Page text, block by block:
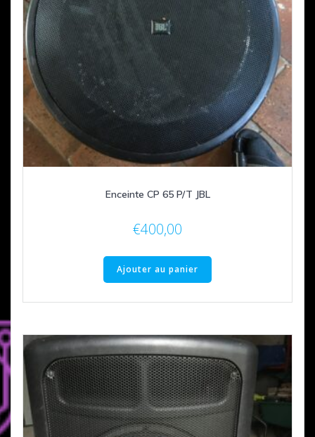
Enceinte CP 65 P/T JBL
€400,00
Ajouter au panier